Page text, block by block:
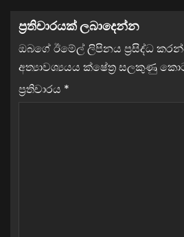
ප්‍රතිචාරයක් ලබාදෙන්න
ඔබගේ ඊමේල් ලිපිනය ප්‍රසිද්ධ
අත්‍යාවශ්‍යයය ක්ෂේත්‍ර සලකුණු
ප්‍රතිචාරය *